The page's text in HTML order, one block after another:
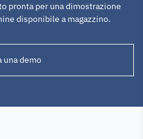
pronta per una dimostrazione
disponibile a magazzino.
una demo